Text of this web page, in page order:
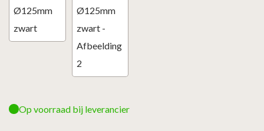
Op voorraad bij leverancier